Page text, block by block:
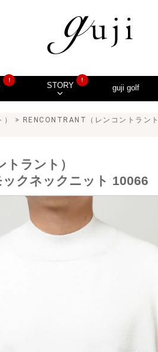
!
STORY
!
guji golf
> RENCONTRANT（レンコントラン